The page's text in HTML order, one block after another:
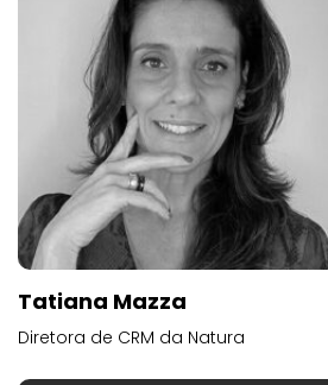
Tatiana Mazza
Diretora de CRM da Natura